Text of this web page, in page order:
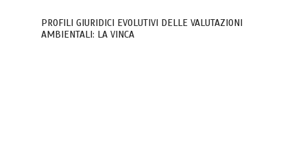
PROFILI GIURIDICI EVOLUTIVI DELLE VALUTAZIONI
AMBIENTALI: LA VINCA